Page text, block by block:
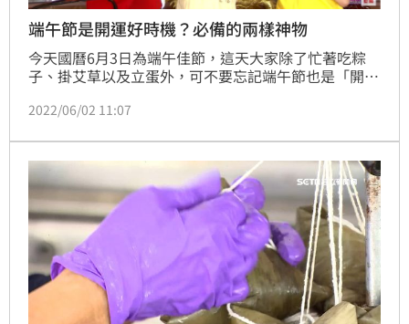
端午節是開運好時機？必備的兩樣神物
今天國曆6月3日為端午佳節，這天大家除了忙著吃粽
子、掛艾草以及立蛋外，可不要忘記端午節也是「開
康運、財運滾滾來！
2022/06/02 11:07